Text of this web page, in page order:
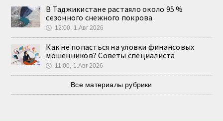
В Таджикистане растаяло около 95 %
сезонного снежного покрова
🕔 12:00, 1.Авг 2026
Как не попасться на уловки финансовых
мошенников? Советы специалиста
🕔 11:00, 1.Авг 2026
Все материалы рубрики